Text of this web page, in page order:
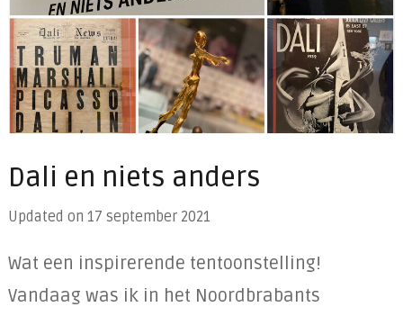
Dali en niets anders
Updated on 17 september 2021
Wat een inspirerende tentoonstelling!
Vandaag was ik in het Noordbrabants